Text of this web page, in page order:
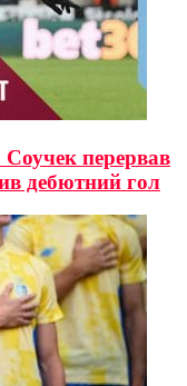
перервав
дебютний гол